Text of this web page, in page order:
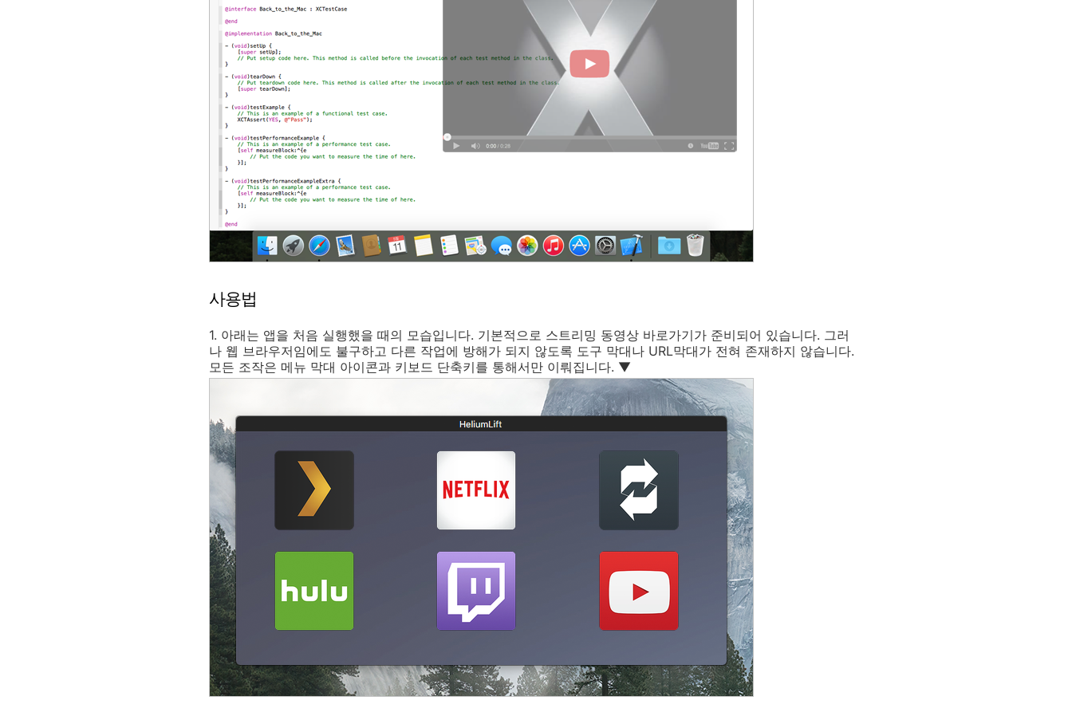
사용법
1. 아래는 앱을 처음 실행했을 때의 모습입니다. 기본적으로 스트리밍 동영상 바로가기가 준비되어 있습니다. 그러
나 웹 브라우저임에도 불구하고 다른 작업에 방해가 되지 않도록 도구 막대나 URL막대가 전혀 존재하지 않습니다.
모든 조작은 메뉴 막대 아이콘과 키보드 단축키를 통해서만 이뤄집니다. ▼